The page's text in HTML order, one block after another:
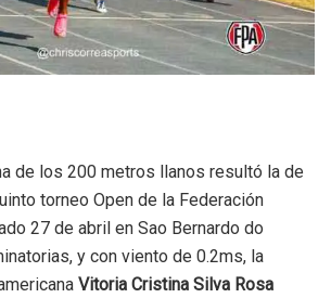
de los 200 metros llanos resultó la de
torneo Open de la Federación
27 de abril en Sao Bernardo do
y con viento de 0.2ms, la
Vitoria Cristina Silva Rosa